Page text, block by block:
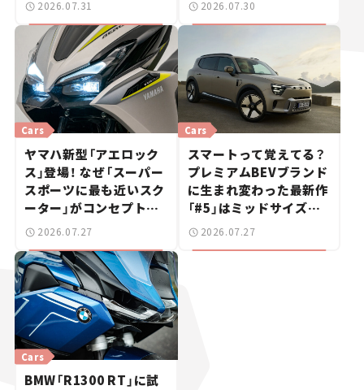
カー【試乗レビュー】
2026.07.31
ュース】
2026.07.30
Cars
ヤマハ新型「アエロック
ス」登場！ なぜ「スーパー
スポーツに最も近いスク
ーター」がコンセプトな
のか？【新車ニュース】
2026.07.27
Cars
スマートって覚えてる？
プレミアムBEVブランド
に生まれ変わった最新作
「#5」はミッドサイズ
SUV！【日本未発売のク
2026.07.27
Cars
BMW「R1300 RT」に試